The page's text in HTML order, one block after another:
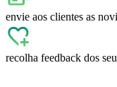
envie aos clientes as
recolha feedback dos